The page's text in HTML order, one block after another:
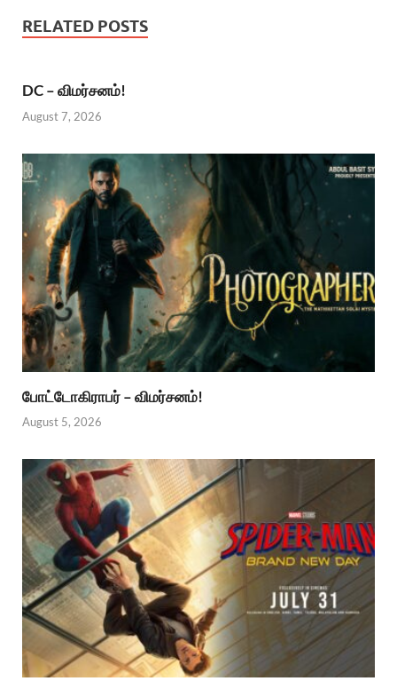
RELATED POSTS
DC – விமர்சனம்!
August 7, 2026
போட்டோகிராபர் – விமர்சனம்!
August 5, 2026